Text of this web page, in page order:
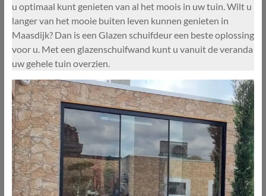
u optimaal kunt genieten van al het moois in uw tuin. Wilt u
langer van het mooie buiten leven kunnen genieten in
Maasdijk? Dan is een Glazen schuifdeur een beste oplossing
voor u. Met een glazenschuifwand kunt u vanuit de veranda
uw gehele tuin overzien.